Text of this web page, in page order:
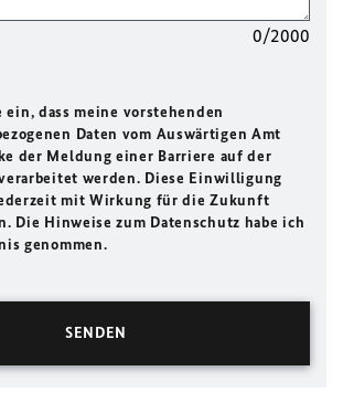
0/2000
dass meine vorstehenden
Daten vom Auswärtigen Amt
der Meldung einer Barriere auf der
werden. Diese Einwilligung
mit Wirkung für die Zukunft
Die Hinweise zum Datenschutz habe ich
genommen.